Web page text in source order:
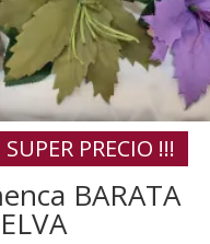
SUPER PRECIO !!!
BARATA